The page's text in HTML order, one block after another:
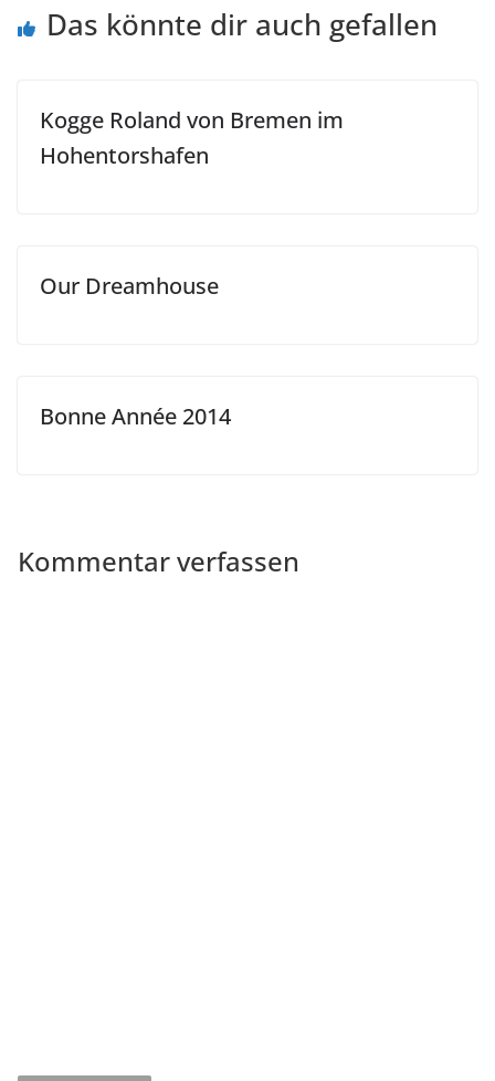
Das könnte dir auch gefallen
Kogge Roland von Bremen im
Hohentorshafen
Our Dreamhouse
Bonne Année 2014
Kommentar verfassen